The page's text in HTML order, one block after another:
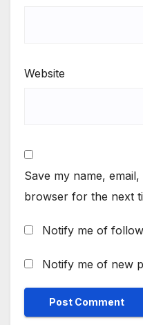
Website
Save my name,
browser for the next
Notify me of
Notify me of new